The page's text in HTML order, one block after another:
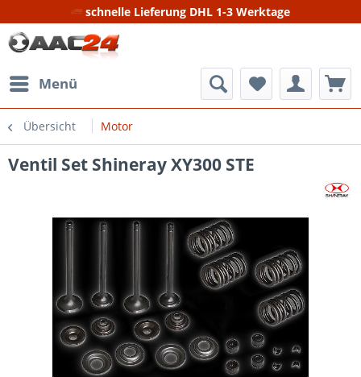
schnelle Lieferung DHL 1-3 Werktage
Menü
Übersicht Motor
Ventil Set Shineray XY300 STE